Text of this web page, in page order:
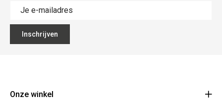
Inschrijven
Onze winkel